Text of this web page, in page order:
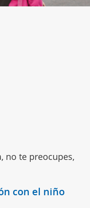
no te preocupes,
con el niño